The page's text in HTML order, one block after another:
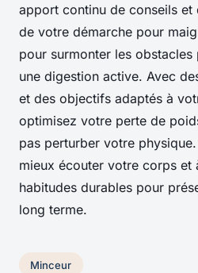
apport continu de conseils et
de votre démarche pour
pour surmonter les
une digestion active. Avec
et des objectifs adaptés à
optimisez votre perte de
pas perturber votre
mieux écouter votre corps et
habitudes durables pour
long terme.
Minceur